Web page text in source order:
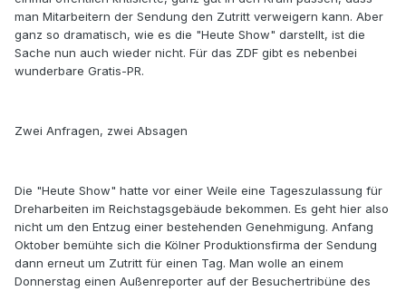
man Mitarbeitern der Sendung den Zutritt verweigern kann. Aber
ganz so dramatisch, wie es die "Heute Show" darstellt, ist die
Sache nun auch wieder nicht. Für das ZDF gibt es nebenbei
wunderbare Gratis-PR.
Zwei Anfragen, zwei Absagen
Die "Heute Show" hatte vor einer Weile eine Tageszulassung für
Dreharbeiten im Reichstagsgebäude bekommen. Es geht hier also
nicht um den Entzug einer bestehenden Genehmigung. Anfang
Oktober bemühte sich die Kölner Produktionsfirma der Sendung
dann erneut um Zutritt für einen Tag. Man wolle an einem
Donnerstag einen Außenreporter auf der Besuchertribüne des